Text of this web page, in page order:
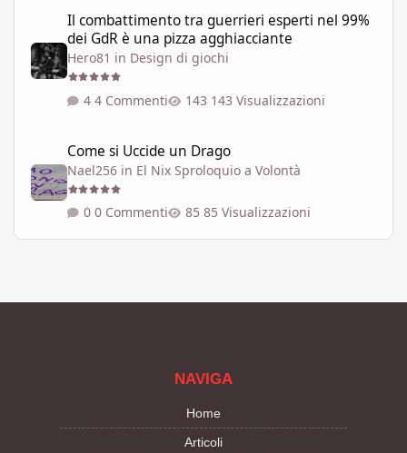
Il combattimento tra guerrieri esperti nel 99%
dei GdR è una pizza agghiacciante
Hero81 in Design di giochi
4 Commenti 143 Visualizzazioni
Come si Uccide un Drago
Nael256 in El Nix Sproloquio a Volontà
0 Commenti 85 Visualizzazioni
NAVIGA
Home
Articoli